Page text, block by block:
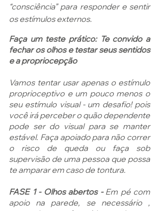
“consciência” para responder e sentir
os estímulos externos.
Faça um teste prático: Te convido a
fechar os olhos e testar seus sentidos
e a propriocepção
Vamos tentar usar apenas o estímulo
proprioceptivo e um pouco menos o
seu estímulo visual - um desafio! pois
você irá perceber o quão dependente
pode ser do visual para se manter
estável. Faça apoiado para não correr
o risco de queda ou faça sob
supervisão de uma pessoa que possa
te amparar em caso de tontura.
FASE 1 - Olhos abertos - Em pé com
apoio na parede, se necessário ,